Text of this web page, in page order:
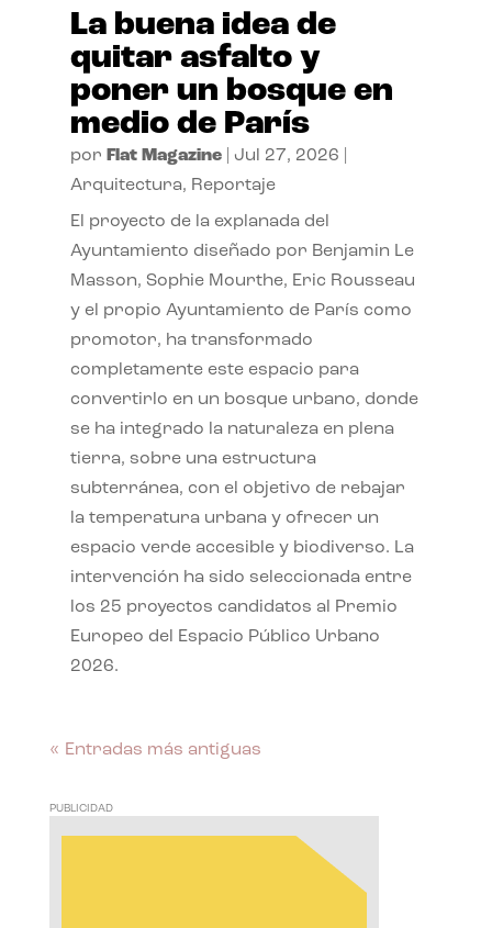
La buena idea de
quitar asfalto y
poner un bosque en
medio de París
por Flat Magazine| Jul 27, 2026
Arquitectura, Reportaje
El proyecto de la explanada del
Ayuntamiento diseñado por Benjamin Le
Masson, Sophie Mourthe, Eric Rousseau
y el propio Ayuntamiento de París como
promotor, ha transformado
completamente este espacio para
convertirlo en un bosque urbano, donde
se ha integrado la naturaleza en plena
tierra, sobre una estructura
subterránea, con el objetivo de rebajar
la temperatura urbana y ofrecer un
espacio verde accesible y biodiverso. La
intervención ha sido seleccionada entre
los 25 proyectos candidatos al Premio
Europeo del Espacio Público Urbano
2026.
« Entradas más antiguas
PUBLICIDAD